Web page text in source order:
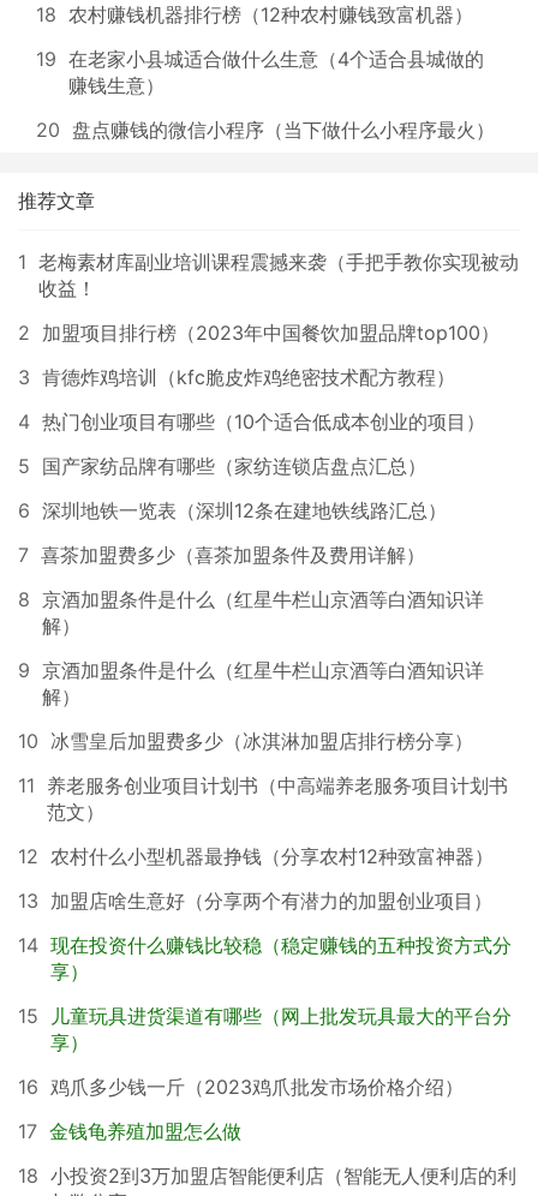
18 农村赚钱机器排行榜（12种农村赚钱致富机器）
19 在老家小县城适合做什么生意（4个适合县城做的
赚钱生意）
20 盘点赚钱的微信小程序（当下做什么小程序最火）
推荐文章
1 老梅素材库副业培训课程震撼来袭（手把手教你实现被动
收益！
2 加盟项目排行榜（2023年中国餐饮加盟品牌top100）
3 肯德炸鸡培训（kfc脆皮炸鸡绝密技术配方教程）
4 热门创业项目有哪些（10个适合低成本创业的项目）
5 国产家纺品牌有哪些（家纺连锁店盘点汇总）
6 深圳地铁一览表（深圳12条在建地铁线路汇总）
7 喜茶加盟费多少（喜茶加盟条件及费用详解）
8 京酒加盟条件是什么（红星牛栏山京酒等白酒知识详
解）
9 京酒加盟条件是什么（红星牛栏山京酒等白酒知识详
解）
10 冰雪皇后加盟费多少（冰淇淋加盟店排行榜分享）
11 养老服务创业项目计划书（中高端养老服务项目计划书
范文）
12 农村什么小型机器最挣钱（分享农村12种致富神器）
13 加盟店啥生意好（分享两个有潜力的加盟创业项目）
14 现在投资什么赚钱比较稳（稳定赚钱的五种投资方式分
享）
15
儿童玩具进货渠道有哪些（网上批发玩具最大的平台分
享）
16 鸡爪多少钱一斤（2023鸡爪批发市场价格介绍）
17 金钱龟养殖加盟怎么做
18 小投资2到3万加盟店智能便利店（智能无人便利店的利